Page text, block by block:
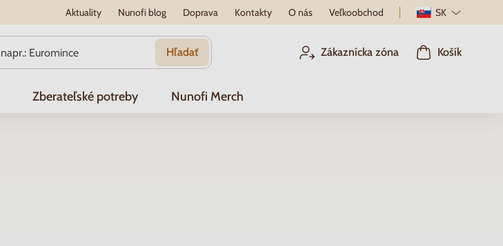
Aktuality Nunofi blog Doprava Kontakty O nás Veľkoobchod SK
Hľadať Zákaznícka zóna Košík
Zberateľské potreby Nunofi Merch